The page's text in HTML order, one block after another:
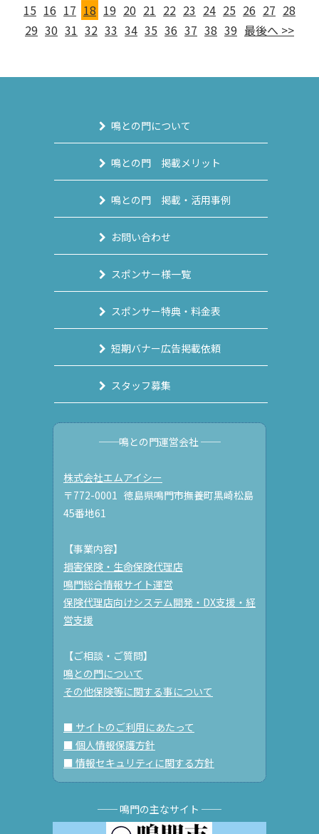
15 16 17 18 19 20 21 22 23 24 25 26 27 28
29 30 31 32 33 34 35 36 37 38 39 最後へ >>
鳴との門について
鳴との門 掲載メリット
鳴との門 掲載・活用事例
お問い合わせ
スポンサー様一覧
スポンサー特典・料金表
短期バナー広告掲載依頼
スタッフ募集
──鳴との門運営会社 ──
株式会社エムアイシー
〒772-0001 徳島県鳴門市撫養町黒崎松島
45番地61
【事業内容】
損害保険・生命保険代理店
鳴門総合情報サイト運営
保険代理店向けシステム開発・DX支援・経
営支援
【ご相談・ご質問】
鳴との門について
その他保険等に関する事について
■ サイトのご利用にあたって
■ 個人情報保護方針
■ 情報セキュリティに関する方針
── 鳴門の主なサイト ──